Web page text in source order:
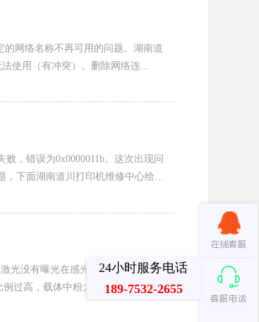
的网络名称不再可用的问题。湖南道
使用（有冲突）。删除网络连...
，错误为0x0000011b。这次出现问
，下面湖南道川打印机维修中心给大
光没有曝光在感光鼓上，因为数码复
过高，载体中粉太多等情况。解决
24小时服务电话
189-7532-2655